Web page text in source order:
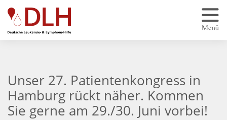
Zum Hauptinhalt springen
Unser 27. Patientenkongress in
Hamburg rückt näher. Kommen
Sie gerne am 29./30. Juni vorbei!